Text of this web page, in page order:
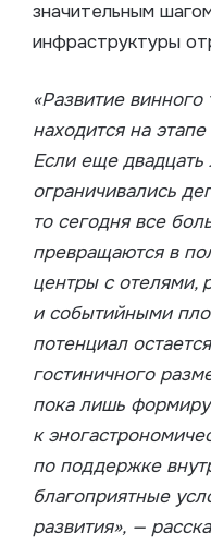
значительным
инфраструктуры
«Развитие
находится на
Если еще двадцать
ограничивались
то сегодня все
превращаются в
центры с отелями,
и событийными
потенциал
гостиничного
пока лишь
к
по поддержке
благоприятные
развития», —